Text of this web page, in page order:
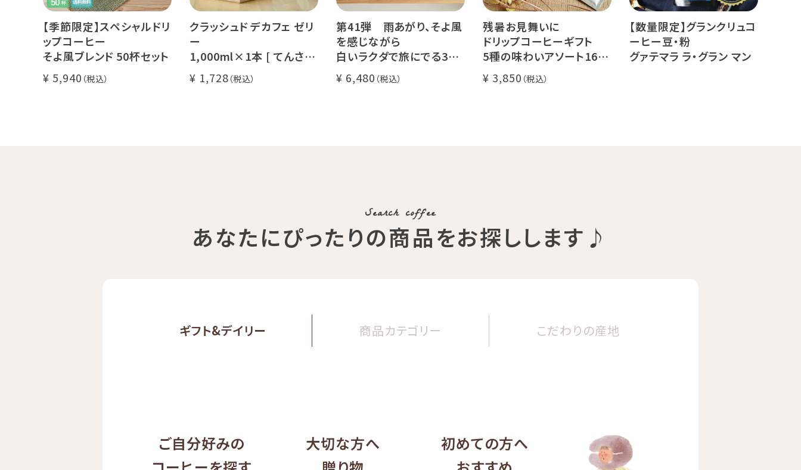
【季節限定】スペシャルドリ
ップコーヒー
そよ風ブレンド 50杯セット
5,940
クラッシュド デカフェ ゼリ
ー
1,000ml×1本 [ てんさい
糖・食物繊維入り ]
カフェインレス コーヒー ノ
1,728
第41弾 雨あがり、そよ風
を感じながら
白いラクダで旅にでる36
杯ギフト
Qグレーダー厳選 スペシャ
6,480
残暑お見舞いに
ドリップコーヒーギフト
5種の味わいアソート16杯
セット
送料無料
3,850
【数量限定】グランクリュコ
ーヒー豆・粉
グァテマラ ラ・グラン マン
Search coffee
あなたにぴったりの商品をお探しします♪
ギフト&デイリー 商品カテゴリー こだわりの産地
ご自分好みの
大切な方へ
初めての方へ